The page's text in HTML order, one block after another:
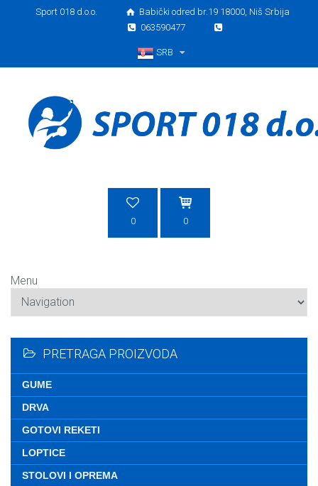
Sport 018 d.o.o.
Babički odred br.19 18000, Niš Srbija
063590477
SRB
0 0
Menu
PRETRAGA PROIZVODA
GUME
DRVA
GOTOVI REKETI
LOPTICE
STOLOVI I OPREMA